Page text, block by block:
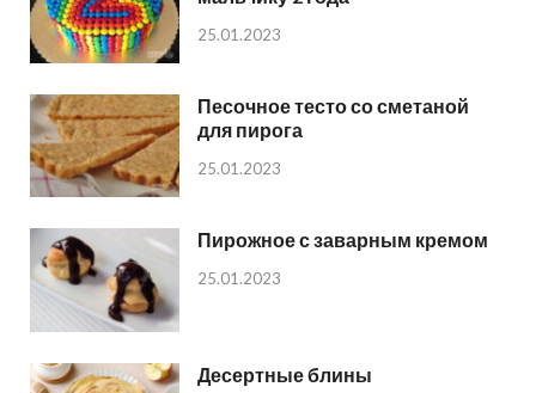
25.01.2023
Песочное тесто со сметаной
для пирога
25.01.2023
Пирожное с заварным кремом
25.01.2023
Десертные блины